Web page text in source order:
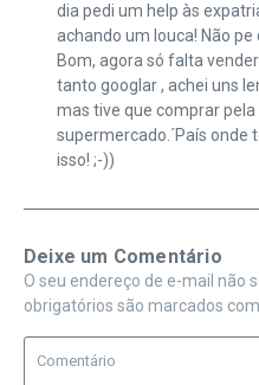
dia pedi um help às
achando um louca! Não
Bom, agora só falta
tanto googlar , achei uns
mas tive que comprar
supermercado.´País
isso! ;-))
Deixe um Comentário
O seu endereço de e-mail não
obrigatórios são marcados com